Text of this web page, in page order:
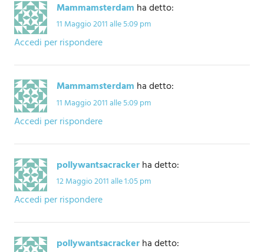
Mammamsterdam ha detto:
11 Maggio 2011 alle 5:09 pm
Accedi per rispondere
Mammamsterdam ha detto:
11 Maggio 2011 alle 5:09 pm
Accedi per rispondere
pollywantsacrackerha detto:
12 Maggio 2011 alle 1:05 pm
Accedi per rispondere
pollywantsacrackerha detto: